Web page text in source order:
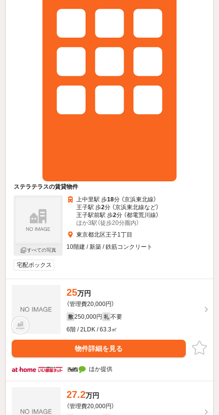
ステラテラスの賃貸物件
すべての写真
上中里駅 歩18分 （京浜東北線）
王子駅 歩2分 （京浜東北線など）
王子駅前駅 歩2分 （都電荒川線）
ほか3駅（徒歩20分圏内）
東京都北区王子1丁目
10階建 / 新築 / 鉄筋コンクリート
宅配ボックス
25万円
（管理費20,000円）
敷 250,000円 礼 不要
6階 / 2LDK / 63.3㎡
物件詳細を見る
ほか提供
27.2万円
（管理費20,000円）